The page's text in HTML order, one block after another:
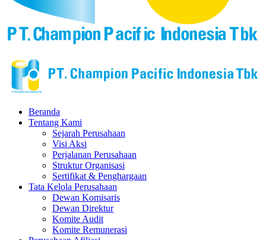
Beranda
Tentang Kami
Sejarah Perusahaan
Visi Aksi
Perjalanan Perusahaan
Struktur Organisasi
Sertifikat & Penghargaan
Tata Kelola Perusahaan
Dewan Komisaris
Dewan Direktur
Komite Audit
Komite Remunerasi